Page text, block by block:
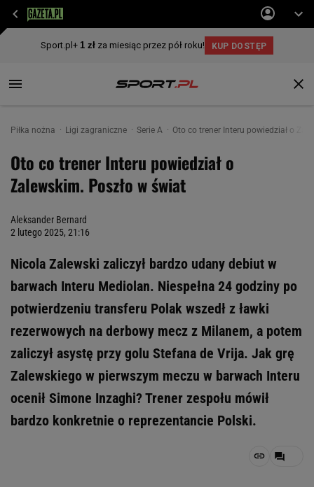
Piłka nożna Ligi zagraniczne Serie A Oto co trener Interu powiedział o
Oto co trener Interu powiedział o
Zalewskim. Poszło w świat
Aleksander Bernard
2 lutego 2025, 21:16
Nicola Zalewski zaliczył bardzo udany debiut w
barwach Interu Mediolan. Niespełna 24 godziny po
potwierdzeniu transferu Polak wszedł z ławki
rezerwowych na derbowy mecz z Milanem, a potem
zaliczył asystę przy golu Stefana de Vrija. Jak grę
Zalewskiego w pierwszym meczu w barwach Interu
ocenił Simone Inzaghi? Trener zespołu mówił
bardzo konkretnie o reprezentancie Polski.